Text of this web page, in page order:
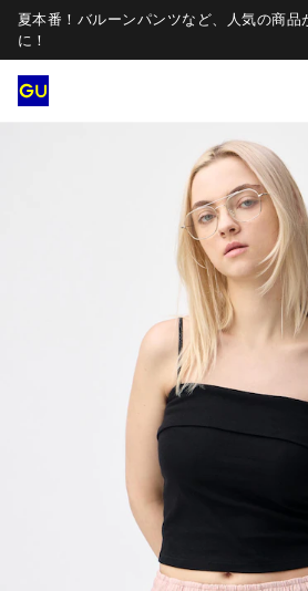
夏本番！バルーンパンツなど、人気の商品
に！